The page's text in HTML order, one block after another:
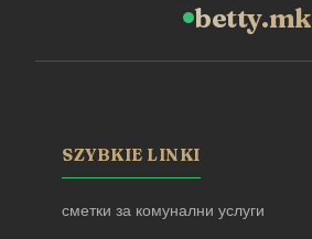
betty.mk
SZYBKIE LINKI
сметки за комунални услуги